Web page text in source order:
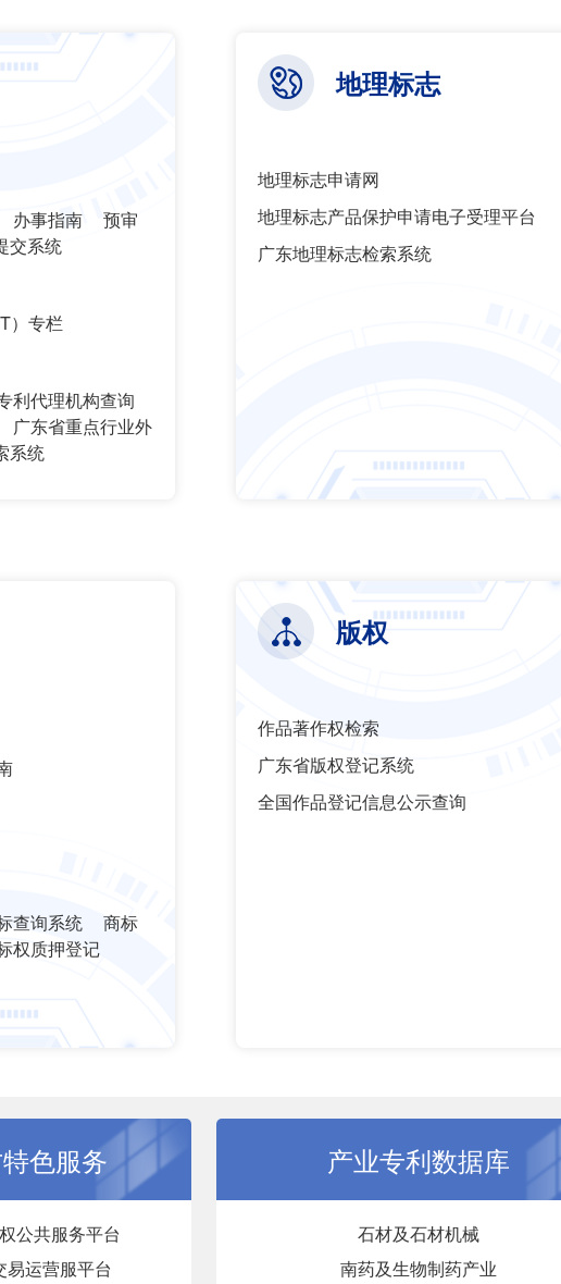
办事指南
预审
交系统
）专栏
利代理机构查询
广东省重点行业外
系统
地理标志
地理标志申请网
地理标志产品保护申请电子受理平台
广东地理标志检索系统
查询系统
商标
权质押登记
版权
作品著作权检索
广东省版权登记系统
全国作品登记信息公示查询
色服务
公共服务平台
运营服平台
产业专利数据库
石材及石材机械
南药及生物制药产业